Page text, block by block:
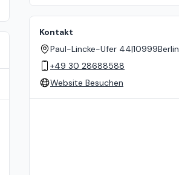
Kontakt
Paul-Lincke-Ufer 44|10999Berlin
+49 30 28688588
Website Besuchen